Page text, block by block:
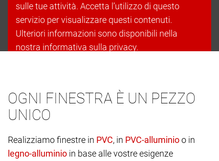
sulle tue attività. Accetta l’utilizzo di questo
servizio per visualizzare questi contenuti.
Ulteriori informazioni sono disponibili nella
nostra informativa sulla privacy.
OGNI FINESTRA È UN PEZZO
UNICO
Realizziamo finestre in , in
o in
in base alle vostre esigenze